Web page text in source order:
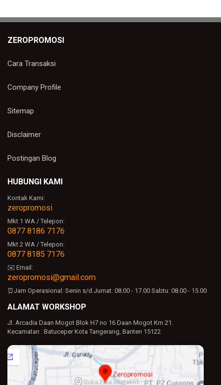
ZEROPROMOSI
Cara Transaksi
Company Profile
Sitemap
Disclaimer
Postingan Blog
HUBUNGI KAMI
Kontak Kami:
zeropromosi
Mkt 1 WA / Telepon:
0877 8186 7176
Mkt 2 WA / Telepon:
0877 8185 7176
✉️ Email:
zeropromosi@gmail.com
⏰Jam Operasional: Senin s/d Jumat: 08.00 - 17.00 Sabtu: 08.00 - 15.00
ALAMAT WORKSHOP
Jl. Arcadia Daan Mogot Blok H7 no 16 Daan Mogot Km 21.
Kecamatan : Batuceper Kota Tangerang, Banten 15122
Buka Peta Interaktif